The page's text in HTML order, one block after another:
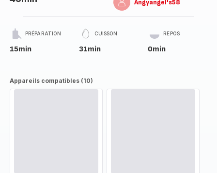
Angyangel's58
PRÉPARATION
15min
CUISSON
31min
REPOS
0min
Appareils compatibles (10)